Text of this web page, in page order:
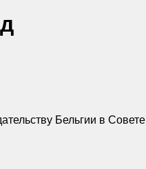
Бельгии в Совете